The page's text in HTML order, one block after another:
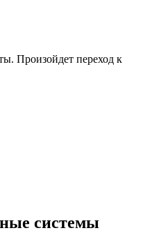
Произойдет переход к
системы